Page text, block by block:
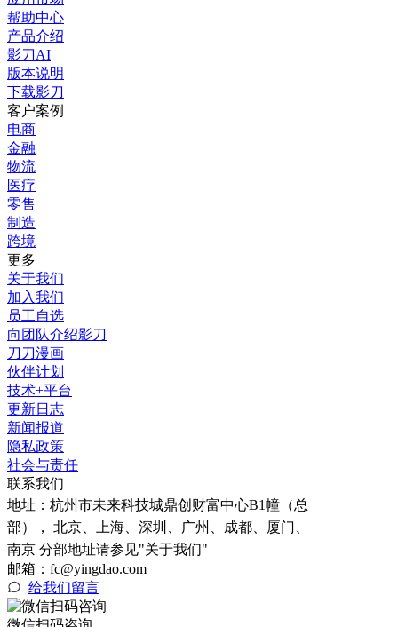
帮助中心
产品介绍
影刀AI
版本说明
下载影刀
客户案例
电商
金融
物流
医疗
零售
制造
跨境
更多
关于我们
加入我们
员工自选
向团队介绍影刀
刀刀漫画
伙伴计划
技术+平台
更新日志
新闻报道
隐私政策
社会与责任
联系我们
地址： 杭州市未来科技城鼎创财富中心B1幢（总
部）， 北京、上海、深圳、广州、成都、厦门、
南京 分部地址请参见"关于我们"
邮箱：fc@yingdao.com
给我们留言